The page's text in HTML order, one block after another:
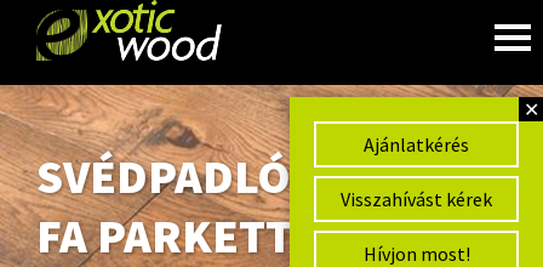
✕
Ajánlatkérés
Visszahívást kérek
Hívjon most!
SVÉDPADLÓ, TÖMÖR
FA PARKETTA